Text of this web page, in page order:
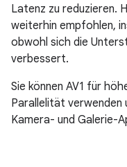
Latenz zu reduzieren.
weiterhin empfohlen,
obwohl sich die
verbessert.
Sie können AV1 für
Parallelität verwenden
Kamera- und Galerie-